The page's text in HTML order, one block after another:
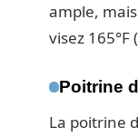
ample,
visez 165°F
Poitrine
La poitrine